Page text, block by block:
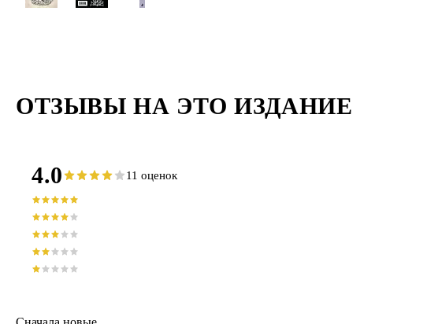
ОТЗЫВЫ НА ЭТО ИЗДАНИЕ
4.0 11 оценок